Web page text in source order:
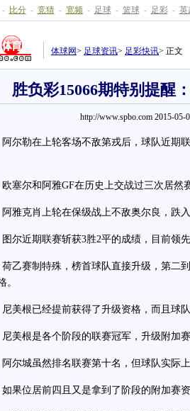
- 比分 - 竞猜 - 宽频 - 足球 - 篮球 - 足彩 - 英
体球网> 足球资讯> 足彩快讯> 正文
胜负彩15066期特别提醒
http://www.spbo.com 2015-05-
勒在上轮客场不敌第戎后，球队近期联
尔和阿雅GF在历史上交战过三次居然赛
克肖上轮在保级战上不敌奥尔良，跌入
近期联赛斩获3胜2平的成绩，目前领先
赛制特殊，榜首球队直接升级，第二
。
根已经提前获得了升级资格，而且球队
根是各个阶段的联赛冠军，升级附加赛
城虽然排名联赛第十名，但球队实际上
位居前四且又是拿到了阶段的附加赛资